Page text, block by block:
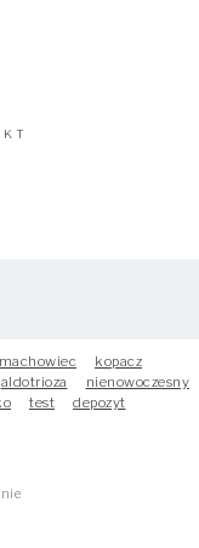
kopacz
aldotrioza
nienowoczesny
test depozyt